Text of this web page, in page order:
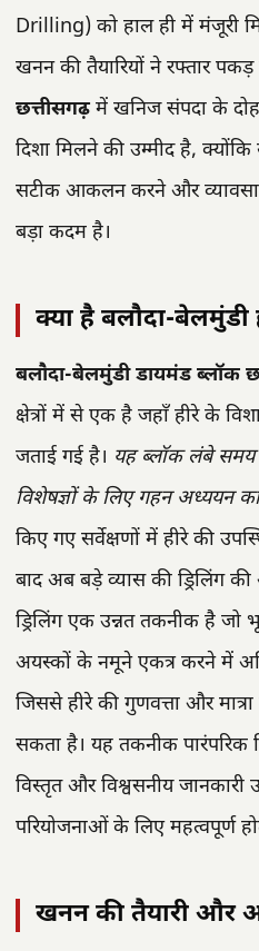
Drilling) को हाल ही में मंजूरी
खनन की तैयारियों ने रफ्तार
छत्तीसगढ़ में खनिज संपदा के
दिशा मिलने की उम्मीद है,
सटीक आकलन करने और
बड़ा कदम है।
क्या है बलौदा-बेलमुंडी
बलौदा-बेलमुंडी डायमंड ब्लॉक
क्षेत्रों में से एक है जहाँ हीरे के
जताई गई है। यह ब्लॉक लंबे
विशेषज्ञों के लिए गहन अध्ययन
किए गए सर्वेक्षणों में हीरे की
बाद अब बड़े व्यास की ड्रिलिंग
ड्रिलिंग एक उन्नत तकनीक है
अयस्कों के नमूने एकत्र करने में
जिससे हीरे की गुणवत्ता और
सकता है। यह तकनीक पारंपरिक
विस्तृत और विश्वसनीय
परियोजनाओं के लिए महत्वपूर्ण
खनन की तैयारी और